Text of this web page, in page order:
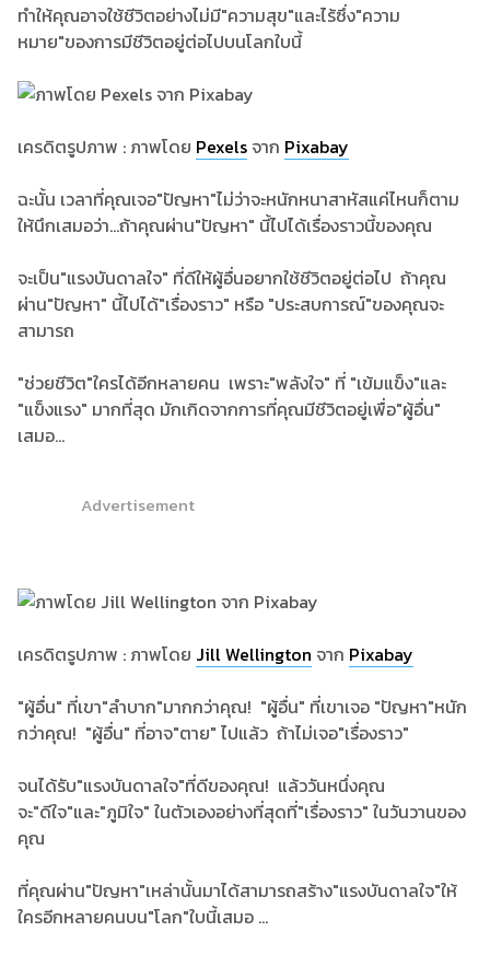
ทำให้คุณอาจใช้ชีวิตอย่างไม่มี"ความสุข"และไร้ซึ่ง"ความ
หมาย"ของการมีชีวิตอยู่ต่อไปบนโลกใบนี้
เครดิตรูปภาพ : ภาพโดย Pexelsจาก Pixabay
ฉะนั้น เวลาที่คุณเจอ"ปัญหา"ไม่ว่าจะหนักหนาสาหัสแค่ไหนก็ตาม
ให้นึกเสมอว่า...ถ้าคุณผ่าน"ปัญหา" นี้ไปได้เรื่องราวนี้ของคุณ
จะเป็น"แรงบันดาลใจ" ที่ดีให้ผู้อื่นอยากใช้ชีวิตอยู่ต่อไป ถ้าคุณ
ผ่าน"ปัญหา" นี้ไปได้"เรื่องราว" หรือ "ประสบการณ์"ของคุณจะ
สามารถ
"ช่วยชีวิต"ใครได้อีกหลายคน เพราะ"พลังใจ" ที่ "เข้มแข็ง"และ
"แข็งแรง" มากที่สุด มักเกิดจากการที่คุณมีชีวิตอยู่เพื่อ"ผู้อื่น"
เสมอ...
Advertisement
เครดิตรูปภาพ : ภาพโดย Jill Wellington จาก Pixabay
"ผู้อื่น" ที่เขา"ลำบาก"มากกว่าคุณ! "ผู้อื่น" ที่เขาเจอ "ปัญหา"หนัก
กว่าคุณ! "ผู้อื่น" ที่อาจ"ตาย" ไปแล้ว ถ้าไม่เจอ"เรื่องราว"
จนได้รับ"แรงบันดาลใจ"ที่ดีของคุณ! แล้ววันหนึ่งคุณ
จะ"ดีใจ"และ"ภูมิใจ" ในตัวเองอย่างที่สุดที่"เรื่องราว" ในวันวานของ
คุณ
ที่คุณผ่าน"ปัญหา"เหล่านั้นมาได้สามารถสร้าง"แรงบันดาลใจ"ให้
ใครอีกหลายคนบน"โลก"ใบนี้เสมอ ...